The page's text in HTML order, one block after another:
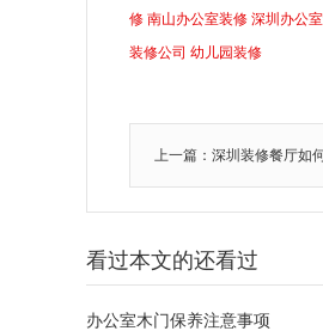
修 南山办公室装修 深圳办公
装修公司 幼儿园装修
上一篇：深圳装修餐厅如
看过本文的还看过
办公室木门保养注意事项